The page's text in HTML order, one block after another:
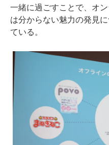
一緒に過ごすことで、オ
は分からない魅力の発見
ている。